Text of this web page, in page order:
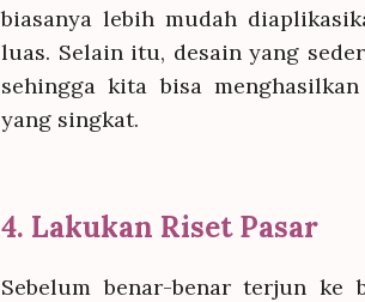
biasanya lebih mudah
luas. Selain itu, desain yang
sehingga kita bisa
yang singkat.
4. Lakukan Riset Pasar
Sebelum benar-benar terjun ke